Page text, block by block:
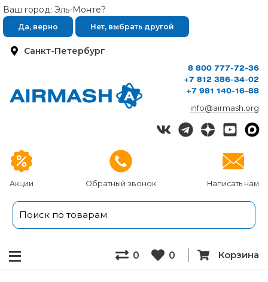
Санкт-Петербург
Ваш город: Эль-Монте?
Да, верно Нет, выбрать другой
Акции Обратный звонок Написать нам
8 800 777-72-36
+7 812 386-34-02
+7 981 140-16-88
info@airmash.org
0 0 Корзина